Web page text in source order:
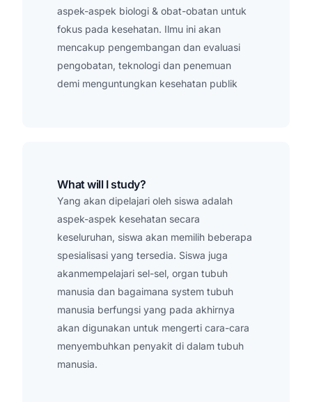
aspek-aspek biologi & obat-obatan untuk
fokus pada kesehatan. Ilmu ini akan
mencakup pengembangan dan evaluasi
pengobatan, teknologi dan penemuan
demi menguntungkan kesehatan publik
What will I study?
Yang akan dipelajari oleh siswa adalah
aspek-aspek kesehatan secara
keseluruhan, siswa akan memilih beberapa
spesialisasi yang tersedia. Siswa juga
akanmempelajari sel-sel, organ tubuh
manusia dan bagaimana system tubuh
manusia berfungsi yang pada akhirnya
akan digunakan untuk mengerti cara-cara
menyembuhkan penyakit di dalam tubuh
manusia.